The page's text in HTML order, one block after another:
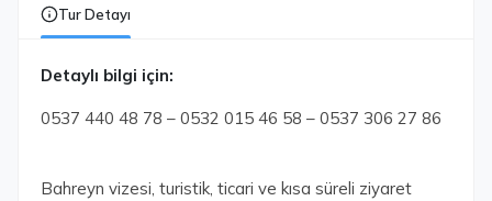
Tur Detayı
Detaylı bilgi için:
0537 440 48 78 – 0532 015 46 58 – 0537 306 27 86
Bahreyn vizesi, turistik, ticari ve kısa süreli ziyaret